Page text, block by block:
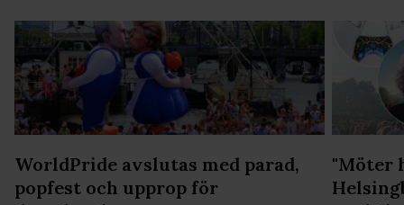
WorldPride avslutas med parad,
popfest och upprop för
"Möter